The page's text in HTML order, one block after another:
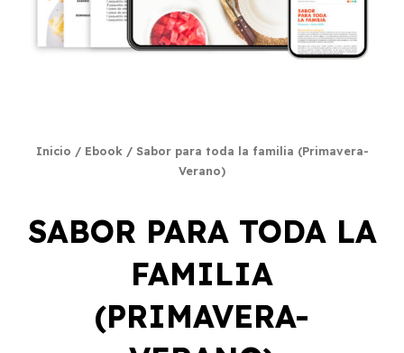
Inicio / Ebook/ Sabor para toda la familia (Primavera-
Verano)
SABOR PARA TODA LA
FAMILIA
(PRIMAVERA-